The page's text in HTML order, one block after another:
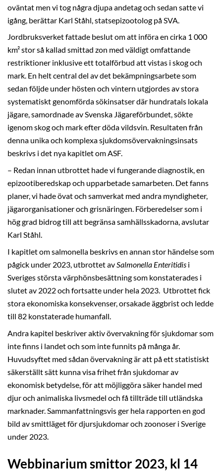
oväntat men vi tog några djupa andetag och sedan satte vi
igång, berättar Karl Ståhl, statsepizootolog på SVA.
Jordbruksverket fattade beslut om att införa en cirka 1 000
km² stor så kallad smittad zon med väldigt omfattande
restriktioner inklusive ett totalförbud att vistas i skog och
mark. En helt central del av det bekämpningsarbete som
sedan följde under hösten och vintern utgjordes av stora
systematiskt genomförda sökinsatser där hundratals lokala
jägare, samordnade av Svenska Jägareförbundet, sökte
igenom skog och mark efter döda vildsvin. Resultaten från
denna unika och komplexa sjukdomsövervakningsinsats
beskrivs i det nya kapitlet om ASF.
– Redan innan utbrottet hade vi fungerande diagnostik, en
epizootiberedskap och upparbetade samarbeten. Det fanns
planer, vi hade övat och samverkat med andra myndigheter,
jägarorganisationer och grisnäringen. Förberedelser som i
hög grad bidrog till att begränsa samhällsskadorna, avslutar
Karl Ståhl.
I kapitlet om salmonella beskrivs en annan stor händelse som
pågick under 2023, utbrottet avSalmonella Enteritidis i
Sveriges största värphönsbesättning som konstaterades i
slutet av 2022 och fortsatte under hela 2023. Utbrottet fick
stora ekonomiska konsekvenser, orsakade äggbrist och ledde
till 82 konstaterade humanfall.
Andra kapitel beskriver aktiv övervakning för sjukdomar som
inte finns i landet och som inte funnits på många år.
Huvudsyftet med sådan övervakning är att på ett statistiskt
säkerställt sätt kunna visa frihet från sjukdomar av
ekonomisk betydelse, för att möjliggöra säker handel med
djur och animaliska livsmedel och få tillträde till utländska
marknader. Sammanfattningsvis ger hela rapporten en god
bild av smittläget för djursjukdomar och zoonoser i Sverige
under 2023.
Webbinarium smittor 2023, kl 14